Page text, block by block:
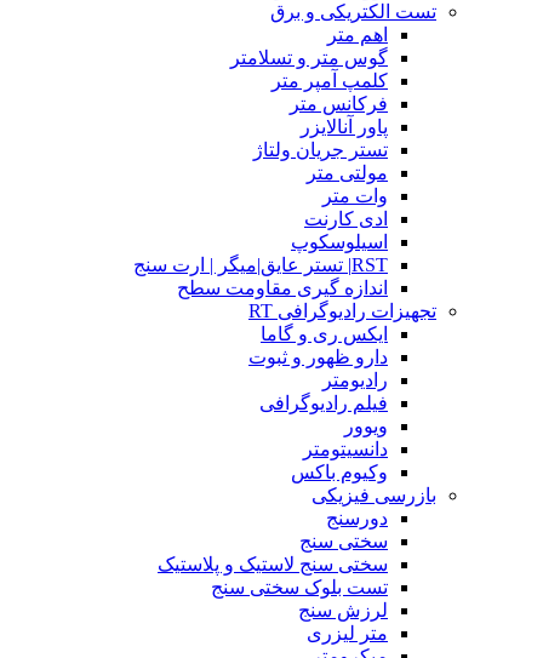
تست الکتریکی و برق
اهم متر
گوس متر و تسلامتر
کلمپ آمپر متر
فرکانس متر
پاور آنالایزر
تستر جریان ولتاژ
مولتی متر
وات متر
ادی کارنت
اسیلوسکوپ
RST| تستر عایق|میگر | ارت سنج
اندازه گیری مقاومت سطح
تجهیزات رادیوگرافی RT
ایکس ری و گاما
دارو ظهور و ثبوت
رادیومتر
فیلم رادیوگرافی
ویوور
دانسیتومتر
وکیوم باکس
بازرسی فیزیکی
دورسنج
سختی سنج
سختی سنج لاستیک و پلاستیک
تست بلوک سختی سنج
لرزش سنج
متر لیزری